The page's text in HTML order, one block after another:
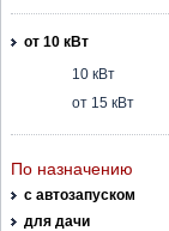
от 10 кВт
10 кВт
от 15 кВт
По назначению
с автозапуском
для дачи